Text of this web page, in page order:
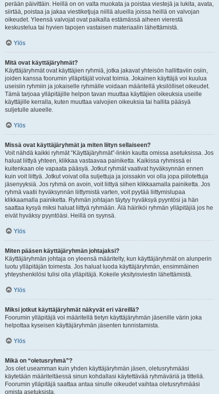
perään päivittäin. Heillä on on valta muokata ja poistaa viestejä ja lukita, avata,
siirtää, poistaa ja jakaa viestiketjuja niillä alueilla joissa heillä on valvojan
oikeudet. Yleensä valvojat ovat paikalla estämässä aiheen vierestä
keskustelua tai hyvien tapojen vastaisen materiaalin lähettämistä.
Ylös
Mitä ovat käyttäjäryhmät?
Käyttäjäryhmät ovat käyttäjien ryhmiä, jotka jakavat yhteisön hallittaviin osiin,
joiden kanssa foorumin ylläpitäjät voivat toimia. Jokainen käyttäjä voi kuulua
useisiin ryhmiin ja jokaiselle ryhmälle voidaan määritellä yksilölliset oikeudet.
Tämä tarjoaa ylläpitäjille helpon tavan muuttaa käyttäjien oikeuksia useille
käyttäjille kerralla, kuten muuttaa valvojien oikeuksia tai hallita pääsyä
suljetulle alueelle.
Ylös
Missä ovat käyttäjäryhmät ja miten liityn sellaiseen?
Voit nähdä kaikki ryhmät “Käyttäjäryhmät”-linkin kautta omissa asetuksissa. Jos
haluat liittyä yhteen, klikkaa vastaavaa painiketta. Kaikissa ryhmissä ei
kuitenkaan ole vapaata pääsyä. Jotkut ryhmät vaativat hyväksynnän ennen
kuin voit liittyä. Jotkut voivat olla suljettuja ja joissakin voi olla jopa piilotettuja
jäsenyyksiä. Jos ryhmä on avoin, voit liittyä siihen klikkaamalla painiketta. Jos
ryhmä vaatii hyväksynnän liittymistä varten, voit pyytää liittymislupaa
klikkaamalla painiketta. Ryhmän johtajan täytyy hyväksyä pyyntösi ja hän
saattaa kysyä miksi haluat liittyä ryhmään. Älä häiriköi ryhmän ylläpitäjiä jos he
eivät hyväksy pyyntöäsi. Heillä on syynsä.
Ylös
Miten pääsen käyttäjäryhmän johtajaksi?
Käyttäjäryhmän johtaja on yleensä määritelty, kun käyttäjäryhmät on alunperin
luotu ylläpitäjän toimesta. Jos haluat luoda käyttäjäryhmän, ensimmäinen
yhteyshenkilösi tulisi olla ylläpitäjä. Kokeile yksityisviestin lähettämistä.
Ylös
Miksi jotkut käyttäjäryhmät näkyvät eri väreillä?
Foorumin ylläpitäjä voi määritellä tietyn käyttäjäryhmän jäsenille värin joka
helpottaa kyseisen käyttäjäryhmän jäsenten tunnistamista.
Ylös
Mikä on “oletusryhmä”?
Jos olet useamman kuin yhden käyttäjäryhmän jäsen, oletusryhmääsi
käytetään määriteltäessä sinun kohdallasi käytettävää ryhmäväriä ja titteliä.
Foorumin ylläpitäjä saattaa antaa sinulle oikeudet vaihtaa oletusryhmääsi
omista asetuksista.